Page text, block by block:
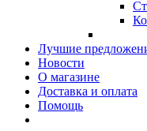
Лучшие
Новости
О магазине
Доставка и оплата
Помощь